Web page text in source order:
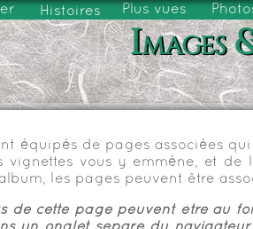
Histoires Plus vues
Images
équipés de pages associées
vignettes vous y emmène, et
les pages peuvent être
de cette page peuvent être au